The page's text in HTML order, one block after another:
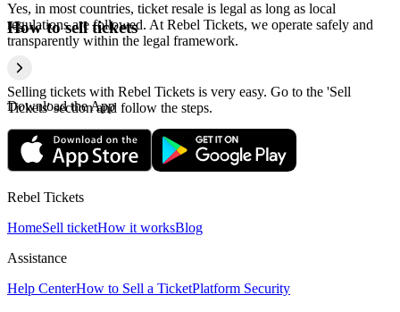
Yes, in most countries, ticket resale is legal as long as local
regulations are followed. At Rebel Tickets, we operate safely and
transparently within the legal framework.
How to sell tickets
Selling tickets with Rebel Tickets is very easy. Go to the 'Sell
Tickets' section and follow the steps.
Download the App
Rebel Tickets
HomeSell ticketHow it worksBlog
Assistance
Help CenterHow to Sell a TicketPlatform Security